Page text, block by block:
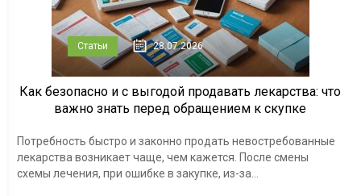
Статьи 28.07.2026
Как безопасно и с выгодой продавать лекарства: что
важно знать перед обращением к скупке
Потребность быстро и законно продать невостребованные
лекарства возникает чаще, чем кажется. После смены
схемы лечения, при ошибке в закупке, из-за...